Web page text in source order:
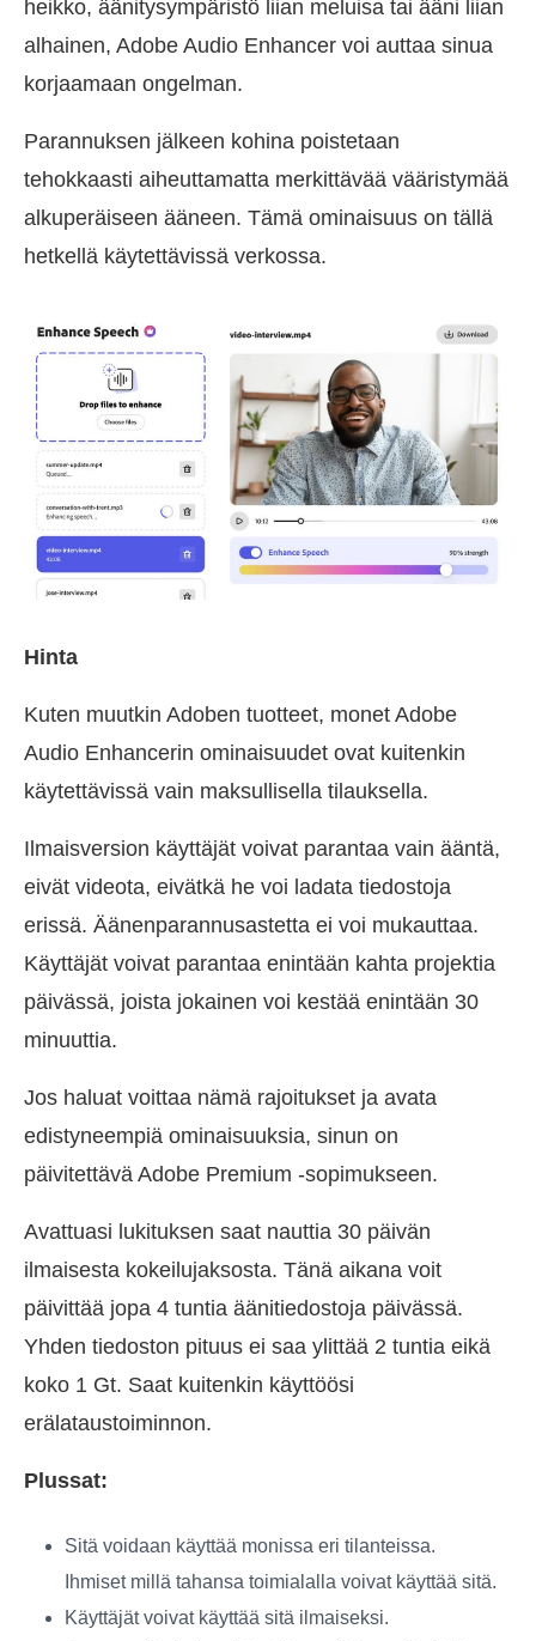
heikko, äänitysympäristö liian meluisa tai ääni liian
alhainen, Adobe Audio Enhancer voi auttaa sinua
korjaamaan ongelman.
Parannuksen jälkeen kohina poistetaan
tehokkaasti aiheuttamatta merkittävää vääristymää
alkuperäiseen ääneen. Tämä ominaisuus on tällä
hetkellä käytettävissä verkossa.
Hinta
Kuten muutkin Adoben tuotteet, monet Adobe
Audio Enhancerin ominaisuudet ovat kuitenkin
käytettävissä vain maksullisella tilauksella.
Ilmaisversion käyttäjät voivat parantaa vain ääntä,
eivät videota, eivätkä he voi ladata tiedostoja
erissä. Äänenparannusastetta ei voi mukauttaa.
Käyttäjät voivat parantaa enintään kahta projektia
päivässä, joista jokainen voi kestää enintään 30
minuuttia.
Jos haluat voittaa nämä rajoitukset ja avata
edistyneempiä ominaisuuksia, sinun on
päivitettävä Adobe Premium -sopimukseen.
Avattuasi lukituksen saat nauttia 30 päivän
ilmaisesta kokeilujaksosta. Tänä aikana voit
päivittää jopa 4 tuntia äänitiedostoja päivässä.
Yhden tiedoston pituus ei saa ylittää 2 tuntia eikä
koko 1 Gt. Saat kuitenkin käyttöösi
erälataustoiminnon.
Plussat:
Sitä voidaan käyttää monissa eri tilanteissa.
Ihmiset millä tahansa toimialalla voivat käyttää sitä.
Käyttäjät voivat käyttää sitä ilmaiseksi.